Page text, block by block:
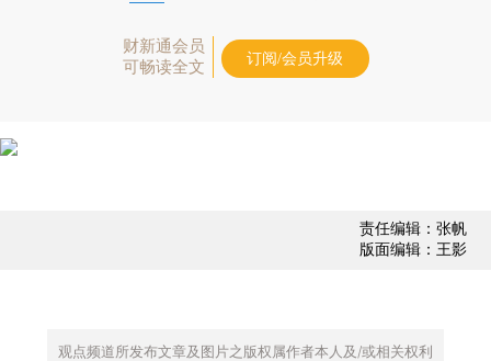
财新通会员
可畅读全文
订阅/会员升级
责任编辑：张帆
版面编辑：王影
观点频道所发布文章及图片之版权属作者本人及/或相关权利